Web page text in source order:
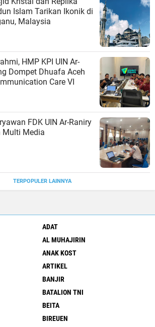
Malaysia
HMP KPI UIN Ar-
Dompet Dhuafa Aceh
Care VI
FDK UIN Ar-Raniry
Multi Media
TERPOPULER LAINNYA
ADAT
AL MUHAJIRIN
ANAK KOST
ARTIKEL
BANJIR
BATALION TNI
BEITA
BIREUEN